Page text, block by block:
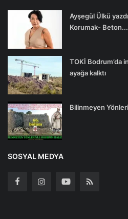
Ayşegül Ülkü
Korumak- Beton...
TOKİ Bodrum’da
ayağa kalktı
Bilinmeyen
SOSYAL MEDYA